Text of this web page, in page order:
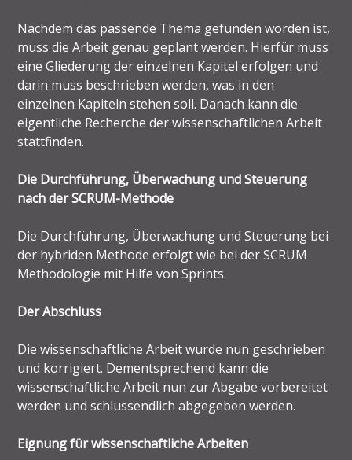
Nachdem das passende Thema gefunden worden ist,
muss die Arbeit genau geplant werden. Hierfür muss
eine Gliederung der einzelnen Kapitel erfolgen und
darin muss beschrieben werden, was in den
einzelnen Kapiteln stehen soll. Danach kann die
eigentliche Recherche der wissenschaftlichen Arbeit
stattfinden.
Die Durchführung, Überwachung und Steuerung
nach der SCRUM-Methode
Die Durchführung, Überwachung und Steuerung bei
der hybriden Methode erfolgt wie bei der SCRUM
Methodologie mit Hilfe von Sprints.
Der Abschluss
Die wissenschaftliche Arbeit wurde nun geschrieben
und korrigiert. Dementsprechend kann die
wissenschaftliche Arbeit nun zur Abgabe vorbereitet
werden und schlussendlich abgegeben werden.
Eignung für wissenschaftliche Arbeiten